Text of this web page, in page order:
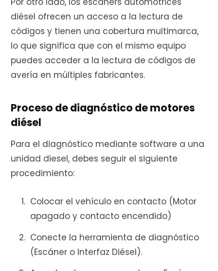
diésel ofrecen un acceso a la lectura de
códigos y tienen una cobertura multimarca,
lo que significa que con el mismo equipo
puedes acceder a la lectura de códigos de
avería en múltiples fabricantes.
Proceso de diagnóstico de motores
diésel
Para el diagnóstico mediante software a una
unidad diesel, debes seguir el siguiente
procedimiento:
Colocar el vehículo en contacto (Motor
apagado y contacto encendido)
Conecte la herramienta de diagnóstico
(Escáner o Interfaz Diésel).